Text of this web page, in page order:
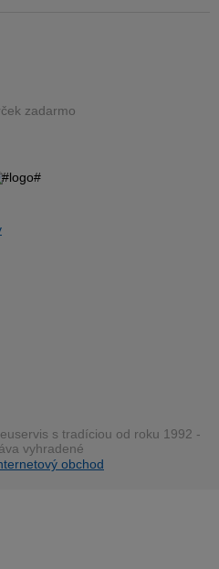
zadarmo
s tradíciou od roku 1992 -
vyhradené